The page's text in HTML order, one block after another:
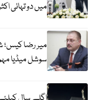
میں دو تہائی
میر رضا کیس؛
سوشل میڈیا مہم